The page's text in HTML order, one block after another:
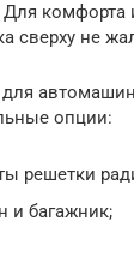
Для
сверху не
для
опции:
решетки
и багажник;